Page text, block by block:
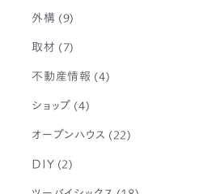
外構 (9)
取材 (7)
不動産情報 (4)
ショップ (4)
オープンハウス (22)
DIY (2)